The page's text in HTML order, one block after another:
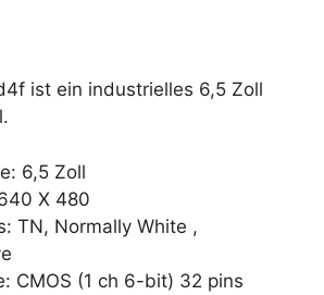
ist ein industrielles 6,5 Zoll
6,5 Zoll
X 480
TN, Normally White ,
CMOS (1 ch 6-bit) 32 pins